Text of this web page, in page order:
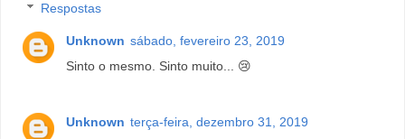
Respostas
Unknown sábado, fevereiro 23, 2019
Sinto o mesmo. Sinto muito... 😢
Unknown terça-feira, dezembro 31, 2019